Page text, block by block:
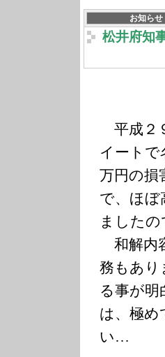
お知らせ
松井府知
平成２
イートで
万円の損
で、ほぼ
ましたの
和解内
務もあり
る事が
は、極め
い…